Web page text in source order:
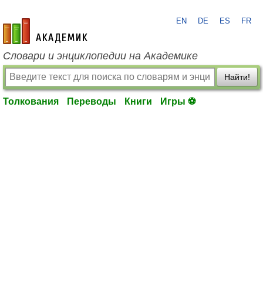
academic.ru
EN DE ES FR
Словари и энциклопедии на Академике
Найти!
Толкования Переводы Книги Игры ⚽